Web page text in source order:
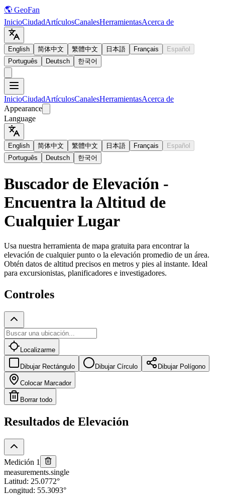
🌎 GeoFan
InicioCiudadArtículosCanalesHerramientasAcerca de
English 简体中文 繁體中文 日本語 Français
Español
Português
Deutsch 한국어
InicioCiudadArtículosCanalesHerramientasAcerca de
Appearance
Language
English 简体中文 繁體中文 日本語 Français
Español
Português
Deutsch 한국어
Buscador de Elevación -
Encuentra la Altitud de
Cualquier Lugar
Usa nuestra herramienta de mapa gratuita para encontrar la
elevación de cualquier punto o la elevación promedio de un área.
Obtén datos de altitud precisos en metros y pies al instante. Ideal
para excursionistas, planificadores e investigadores.
Controles
Localizarme
Dibujar Rectángulo Dibujar Círculo Dibujar Polígono
Colocar Marcador
Borrar todo
Resultados de Elevación
Medición 1
measurements.single
Latitud: 25.0772°
Longitud: 55.3093°